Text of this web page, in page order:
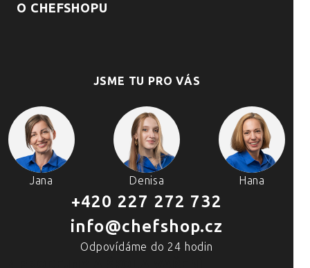
O CHEFSHOPU
JSME TU PRO VÁS
Jana Denisa Hana
+420 227 272 732
info@chefshop.cz
Odpovídáme do 24 hodin